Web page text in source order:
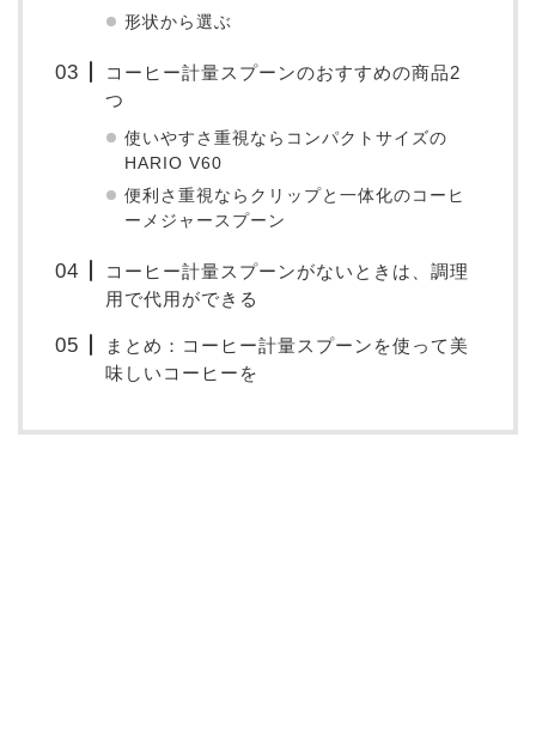
形状から選ぶ
コーヒー計量スプーンのおすすめの商品2
つ
使いやすさ重視ならコンパクトサイズの
HARIO V60
便利さ重視ならクリップと一体化のコーヒ
ーメジャースプーン
コーヒー計量スプーンがないときは、調理
用で代用ができる
まとめ：コーヒー計量スプーンを使って美
味しいコーヒーを